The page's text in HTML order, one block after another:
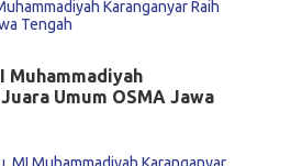
Muhammadiyah
Umum OSMA Jawa